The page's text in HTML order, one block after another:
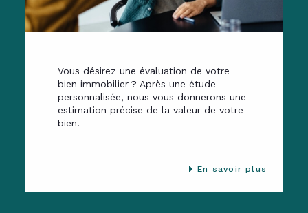
Vous désirez une évaluation de votre
bien immobilier ? Après une étude
personnalisée, nous vous donnerons une
estimation précise de la valeur de votre
bien.
En savoir plus